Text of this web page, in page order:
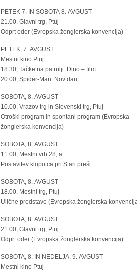
PETEK 7. IN SOBOTA 8. AVGUST
21.00, Glavni trg, Ptuj
Odprt oder (Evropska žonglerska konvencija)
PETEK, 7. AVGUST
Mestni kino Ptuj
18.30, Tačke na patrulji: Dino – film
20.00, Spider-Man: Nov dan
SOBOTA, 8. AVGUST
10.00, Vrazov trg in Slovenski trg, Ptuj
Otroški program in spontani program (Evropska
žonglerska konvencija)
SOBOTA, 8. AVGUST
11.00, Mestni vrh 28, a
Postavitev klopotca pri Stari preši
SOBOTA, 8. AVGUST
18.00, Mestni trg, Ptuj
Ulične predstave (Evropska žonglerska
SOBOTA, 8. AVGUST
21.00, Glavni trg, Ptuj
Odprt oder (Evropska žonglerska konvencija)
SOBOTA, 8. IN NEDELJA, 9. AVGUST
Mestni kino Ptuj